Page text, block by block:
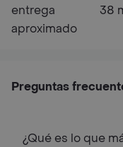
entrega
aproximado
38
Preguntas
¿Qué es lo que